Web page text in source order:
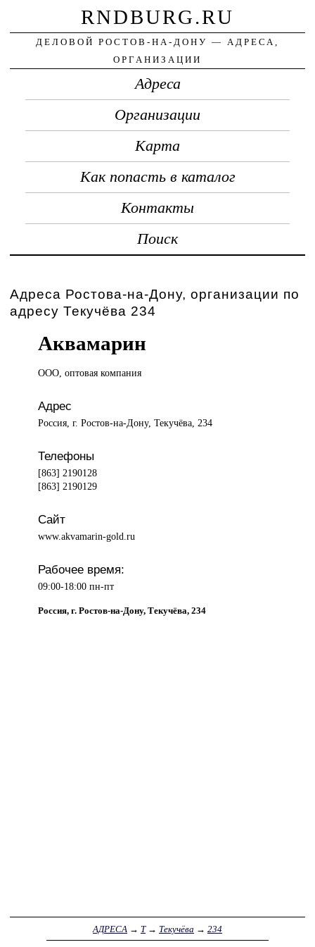
RNDBURG.RU
ДЕЛОВОЙ РОСТОВ-НА-ДОНУ — АДРЕСА,
ОРГАНИЗАЦИИ
Адреса
Организации
Карта
Как попасть в каталог
Контакты
Поиск
Адреса Ростова-на-Дону, организации по
адресу Текучёва 234
Аквамарин
ООО, оптоваякомпания
Адрес
Россия, г. Ростов-на-Дону, Текучёва, 234
Телефоны
[863] 2190128
[863] 2190129
Сайт
www.akvamarin-gold.ru
Рабочее время:
09:00-18:00 пн-пт
Россия, г. Ростов-на-Дону, Текучёва, 234
АДРЕСА → Т→ Текучёва → 234